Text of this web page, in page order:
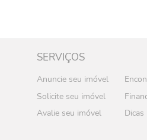
SERVIÇOS
Anuncie seu imóvel
Solicite seu imóvel
Avalie seu imóvel
Dicas